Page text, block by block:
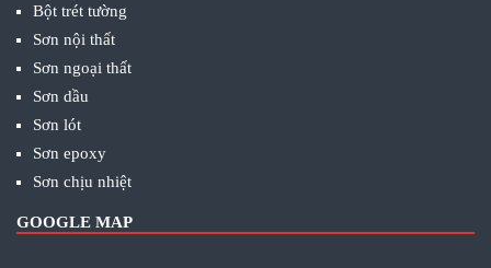
Bột trét tường
Sơn nội thất
Sơn ngoại thất
Sơn dầu
Sơn lót
Sơn epoxy
Sơn chịu nhiệt
GOOGLE MAP